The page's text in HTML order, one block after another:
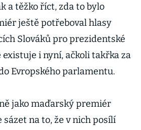
a těžko říct, zda to bylo
ještě potřeboval hlasy
Slováků pro prezidentské
existuje i nyní, ačkoli takřka za
Evropského parlamentu.
jako maďarský premiér
na to, že v nich posílí